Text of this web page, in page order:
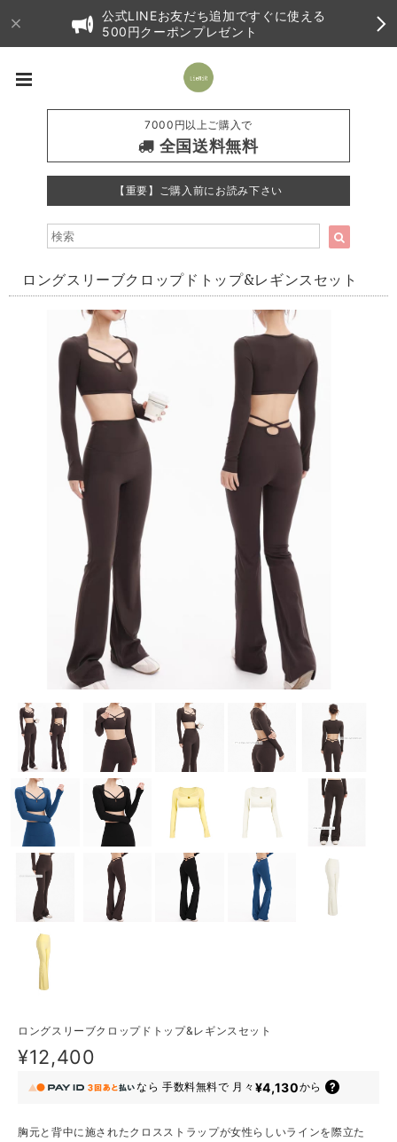
公式LINEお友だち追加ですぐに使える
500円クーポンプレゼント
7000円以上ご購入で
全国送料無料
【重要】ご購入前にお読み下さい
ロングスリーブクロップドトップ&レギンスセット
ロングスリーブクロップドトップ&レギンスセット
¥12,400
なら 手数料無料で 月々 ¥4,130から
胸元と背中に施されたクロスストラップが女性らしいラインを際立た